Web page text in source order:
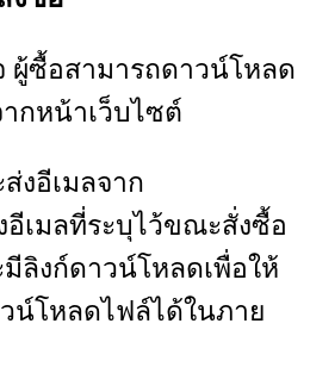
ผู้ซื้อสามารถดาวน์โหลด
กหน้าเว็บไซต์
งอีเมลจาก
อีเมลที่ระบุไว้ขณะสั่งซื้อ
ลิงก์ดาวน์โหลดเพื่อให้
น์โหลดไฟล์ได้ในภาย